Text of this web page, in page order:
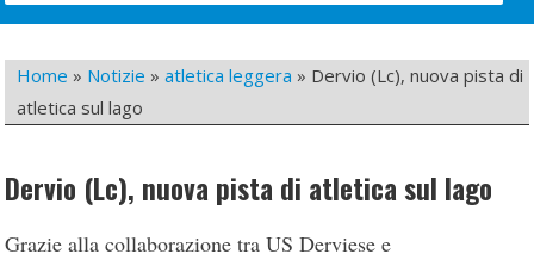
Home » Notizie »atletica leggera » Dervio (Lc), nuova pista di
atletica sul lago
Dervio (Lc), nuova pista di atletica sul lago
Grazie alla collaborazione tra US Derviese e